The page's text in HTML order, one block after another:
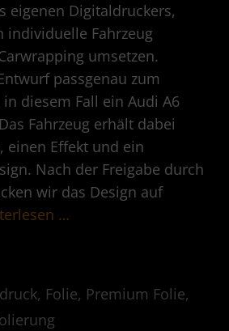
eigenen Digitaldruckers,
individuelle Fahrzeug
umsetzen.
passgenau zum
diesem Fall ein Audi A6
Fahrzeug erhält dabei
einen Effekt und ein
Nach der Freigabe durch
wir das Design auf
…
, Folie, Premium Folie,